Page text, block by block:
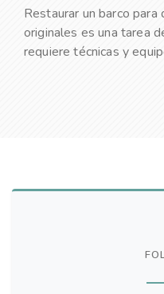
Restaurar un barco
originales es una tarea
requiere técnicas y